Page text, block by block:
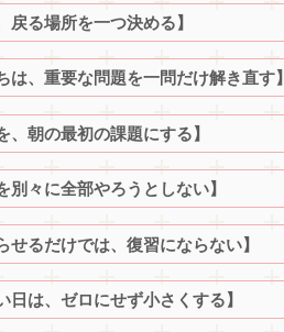
戻る場所を一つ決める】
は、重要な問題を一問だけ解き直す】
、朝の最初の課題にする】
別々に全部やろうとしない】
せるだけでは、復習にならない】
日は、ゼロにせず小さくする】